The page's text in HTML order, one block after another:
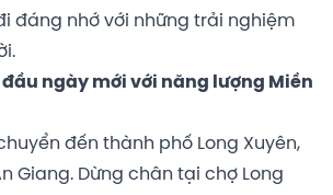
đáng nhớ với những trải nghiệm
đầu ngày mới với năng lượng Miền
đến thành phố Long Xuyên,
Giang. Dừng chân tại chợ Long